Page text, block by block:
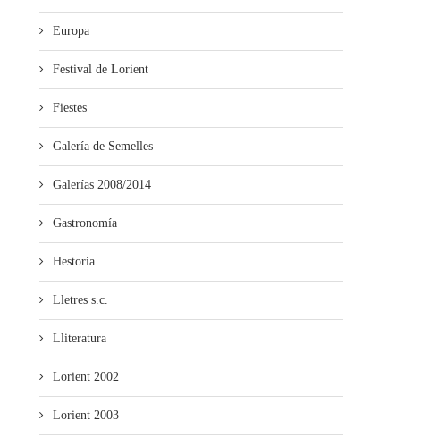
Europa
Festival de Lorient
Fiestes
Galería de Semelles
Galerías 2008/2014
Gastronomía
Hestoria
Lletres s.c.
Lliteratura
Lorient 2002
Lorient 2003